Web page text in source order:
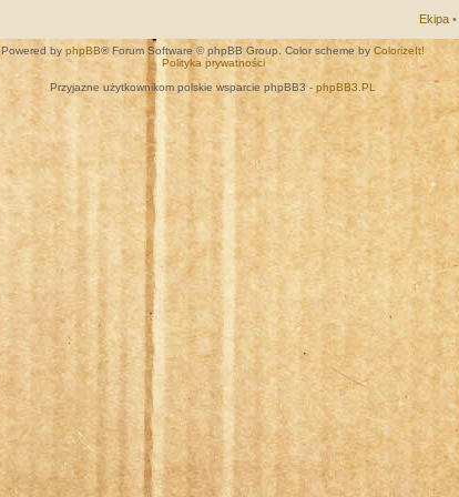
Ekipa •
Powered by phpBB® Forum Software © phpBB Group. Color scheme by ColorizeIt!
Polityka prywatności
Przyjazne użytkownikom polskie wsparcie phpBB3 - phpBB3.PL